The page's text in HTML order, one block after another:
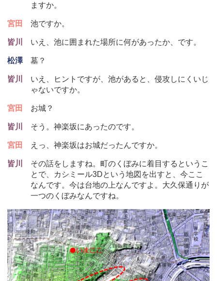
ますか。
宮田 池ですか。
皆川 いえ、池に囲まれた場所に何があったか、です。
松澤 墓？
皆川 いえ、ヒントですが、池があると、侵攻しにくいじ
ゃないですか。
宮田 お城？
皆川 そう。神楽坂にあったのです。
宮田 えっ、神楽坂はお城だったんですか。
皆川 その話をしますね。町のくぼみに着目するというこ
とで、カシミール3Dという地図を出すと、今ここ
なんです。今は台地の上なんですよ。大久保通りが
一つのくぼみなんですね。